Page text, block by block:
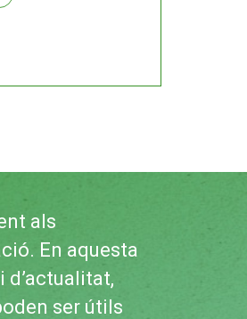
als
En aquesta
ser útils